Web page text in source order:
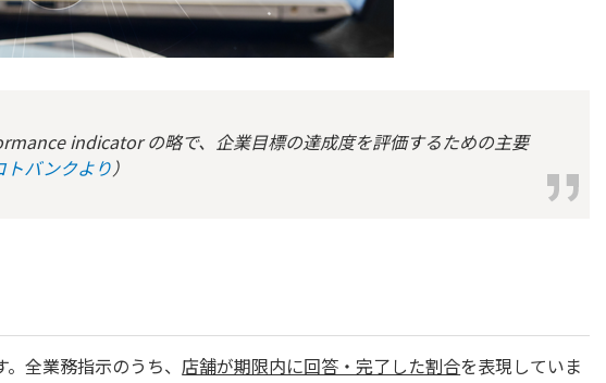
indicator の略で、企業目標の達成度を評価するための主要
トバンクより）
。全業務指示のうち、店舗が期限内に回答・完了した割合を表現していま